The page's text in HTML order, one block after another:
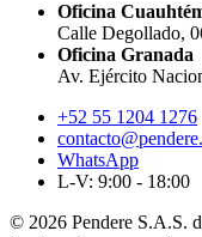
Oficina
Calle Degollado,
Oficina Granada
Av. Ejército
+52 55 1204 1276
WhatsApp
L-V: 9:00 - 18:00
© 2026 Pendere S.A.S.